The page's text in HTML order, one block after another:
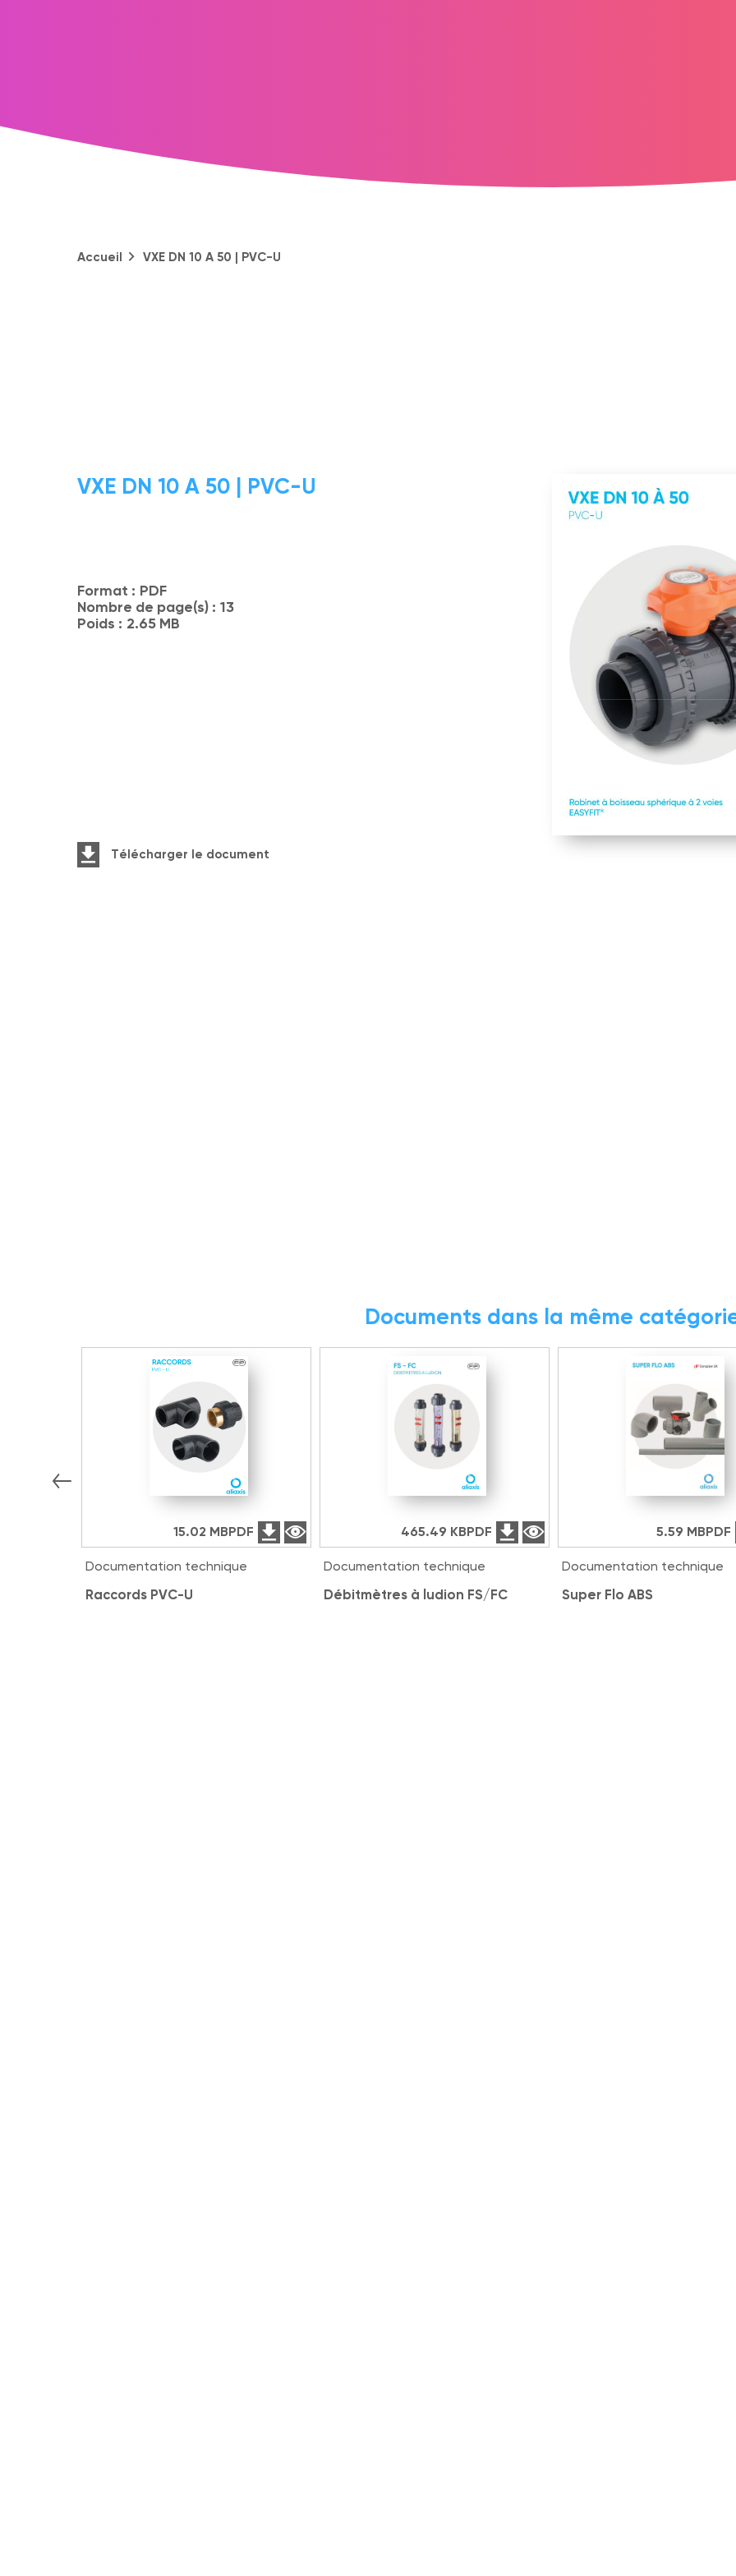
Accueil VXE DN 10 A 50 | PVC-U
VXE DN 10 A 50 | PVC-U
Format : PDF
Nombre de page(s) : 13
Poids : 2.65 MB
Télécharger le document
Documents dans la même
15.02 MBPDF
Documentation technique
Raccords PVC-U
465.49 KBPDF
Documentation technique
Débitmètres à ludion FS/FC
5.59 MBPDF
Documentation technique
Super Flo ABS